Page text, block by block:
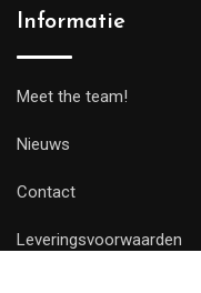
Informatie
Meet the team!
Nieuws
Contact
Leveringsvoorwaarden